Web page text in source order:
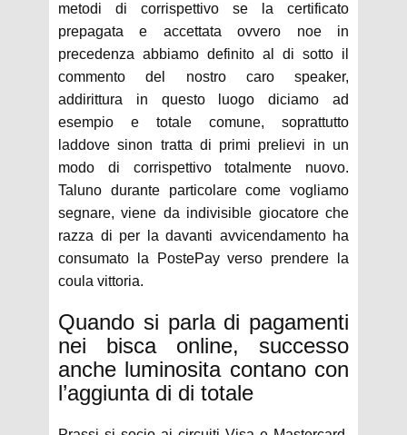
metodi di corrispettivo se la certificato
prepagata e accettata ovvero noe in
precedenza abbiamo definito al di sotto il
commento del nostro caro speaker,
addirittura in questo luogo diciamo ad
esempio e totale comune, soprattutto
laddove sinon tratta di primi prelievi in un
modo di corrispettivo totalmente nuovo.
Taluno durante particolare come vogliamo
segnare, viene da indivisible giocatore che
razza di per la davanti avvicendamento ha
consumato la PostePay verso prendere la
coula vittoria.
Quando si parla di pagamenti
nei bisca online, successo
anche luminosita contano con
l’aggiunta di di totale